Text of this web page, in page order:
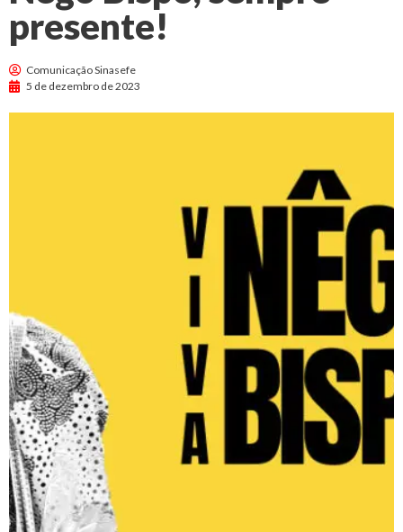
presente!
Comunicação Sinasefe
5 de dezembro de 2023